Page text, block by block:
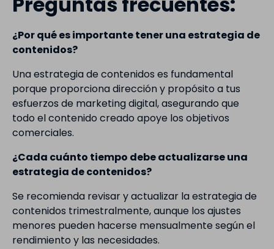
¿Por qué es importante tener una estrategia de
contenidos?
Una estrategia de contenidos es fundamental
porque proporciona dirección y propósito a tus
esfuerzos de marketing digital, asegurando que
todo el contenido creado apoye los objetivos
comerciales.
¿Cada cuánto tiempo debe actualizarse una
estrategia de contenidos?
Se recomienda revisar y actualizar la estrategia de
contenidos trimestralmente, aunque los ajustes
menores pueden hacerse mensualmente según el
rendimiento y las necesidades.